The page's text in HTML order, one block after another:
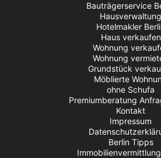
Bauträgerservice
Hausverwaltung
Hotelmakler
Haus verkaufen
Wohnung
Wohnung
Grundstück
Möblierte
ohne Schufa
Premiumberatung
Kontakt
Impressum
Berlin Tipps